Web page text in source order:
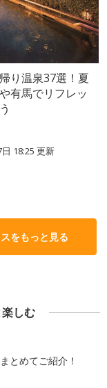
り温泉37選！夏
有馬でリフレッ
18:25 更新
をもっと見る
しむ
とめてご紹介！